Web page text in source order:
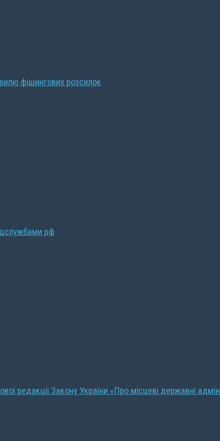
фішингових розсилок
рф
редакції Закону України «Про місцеві державні